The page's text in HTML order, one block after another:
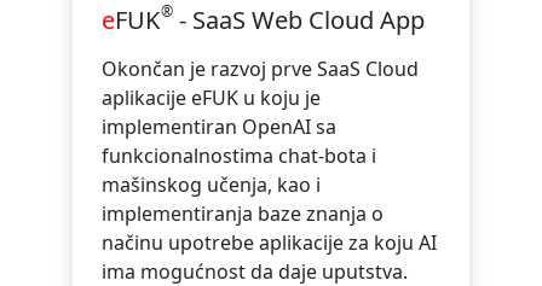
eFUK®- SaaS Web Cloud App
Okončan je razvoj prve SaaS Cloud
aplikacije eFUK u koju je
implementiran OpenAI sa
funkcionalnostima chat-bota i
mašinskog učenja, kao i
implementiranja baze znanja o
načinu upotrebe aplikacije za koju AI
ima mogućnost da daje uputstva.